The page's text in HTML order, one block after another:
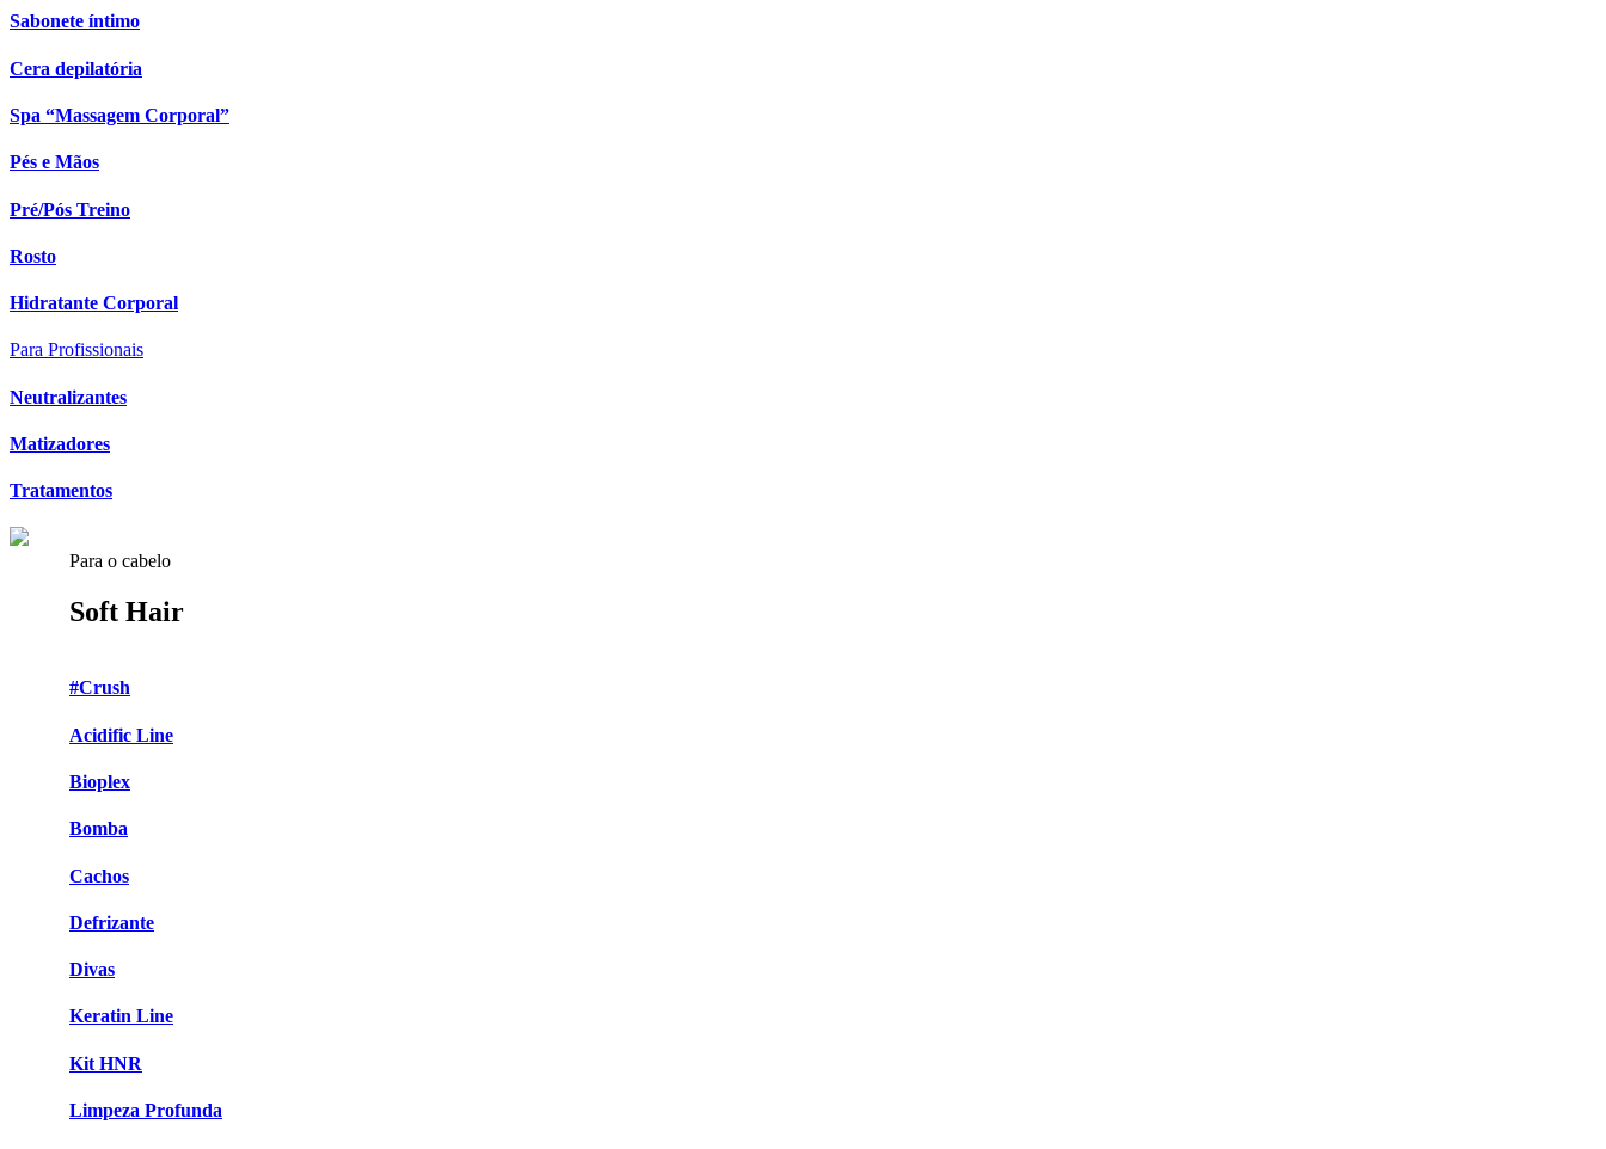
Sabonete íntimo
Cera depilatória
Spa “Massagem Corporal”
Pés e Mãos
Pré/Pós Treino
Rosto
Hidratante Corporal
Para Profissionais
Neutralizantes
Matizadores
Tratamentos
Para o cabelo
Soft Hair
#Crush
Acidific Line
Bioplex
Bomba
Cachos
Defrizante
Divas
Keratin Line
Kit HNR
Limpeza Profunda